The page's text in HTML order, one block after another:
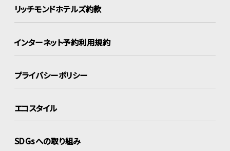
リッチモンドホテルズ約款
インターネット予約利用規約
プライバシーポリシー
エコスタイル
SDGsへの取り組み